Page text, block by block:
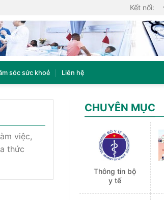
Kết nối:
sóc sức khoẻ Liên hệ
việc,
thức
CHUYÊN MỤC
Thông tin bộ
y tế